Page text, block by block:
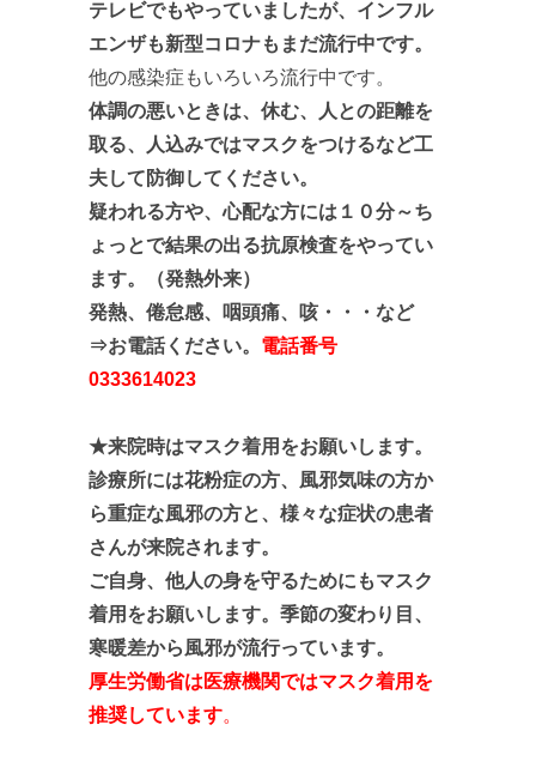
テレビでもやっていましたが、インフル
エンザも新型コロナもまだ流行中です。
他の感染症もいろいろ流行中です。
体調の悪いときは、休む、人との距離を
取る、人込みではマスクをつけるなど工
夫して防御してください。
疑われる方や、心配な方には１０分～ち
ょっとで結果の出る抗原検査をやってい
ます。（発熱外来）
発熱、倦怠感、咽頭痛、咳・・・など
⇒お電話ください。 電話番号
0333614023
★来院時はマスク着用をお願いします。
診療所には花粉症の方、風邪気味の方か
ら重症な風邪の方と、 様々な症状の患者
さんが来院されます。
ご自身、他人の身を守るためにもマスク
着用をお願いします。季節の変わり目、
寒暖差から風邪が流行っています。
厚生労働省は医療機関ではマスク着用を
推奨しています。